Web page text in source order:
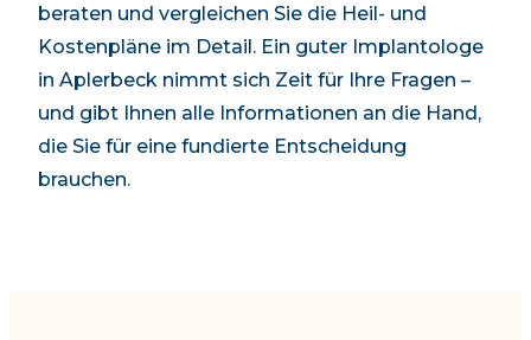
beraten und vergleichen Sie die Heil- und
Kostenpläne im Detail. Ein guter Implantologe
in Aplerbeck nimmt sich Zeit für Ihre Fragen –
und gibt Ihnen alle Informationen an die Hand,
die Sie für eine fundierte Entscheidung
brauchen.